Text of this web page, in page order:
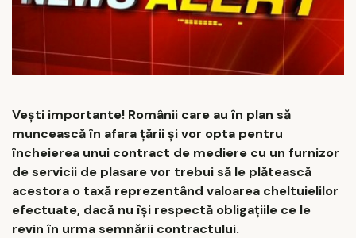
Vești importante! Românii care au în plan să
muncească în afara țării și vor opta pentru
încheierea unui contract de mediere cu un furnizor
de servicii de plasare vor trebui să le plătească
acestora o taxă reprezentând valoarea cheltuielilor
efectuate, dacă nu își respectă obligațiile ce le
revin în urma semnării contractului.